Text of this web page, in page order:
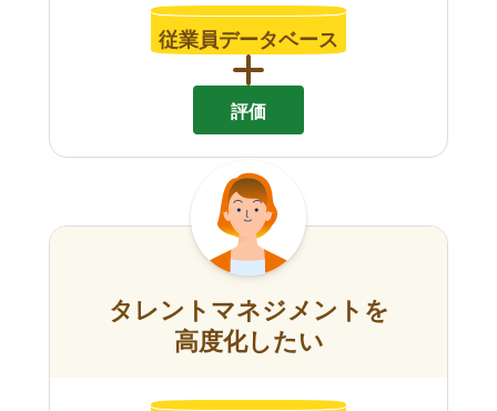
従業員データベース
評価
タレントマネジメントを
高度化したい